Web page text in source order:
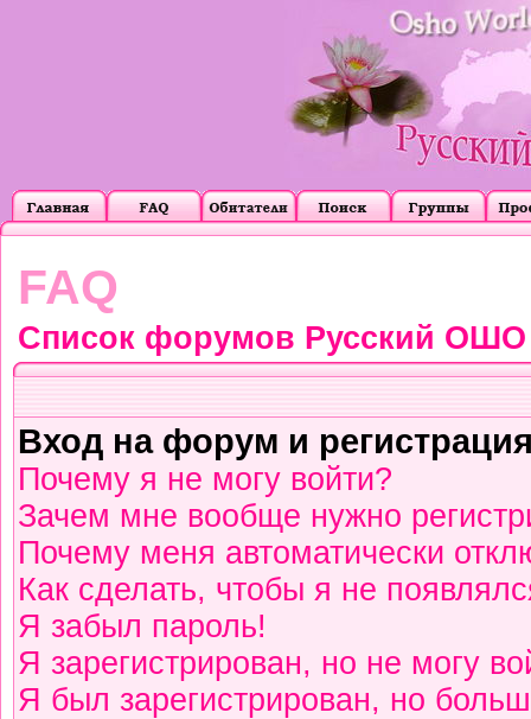
FAQ
Список форумов Русский ОШО
Вход на форум и
Почему я не могу войти?
Зачем мне вообще нужно
Почему меня автоматически
Как сделать, чтобы я не
Я забыл пароль!
Я зарегистрирован, но не могу
Я был зарегистрирован, но